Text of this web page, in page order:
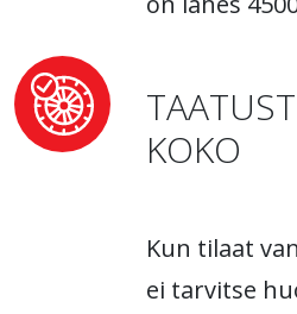
KOKO
Kun tilaat
ei tarvitse